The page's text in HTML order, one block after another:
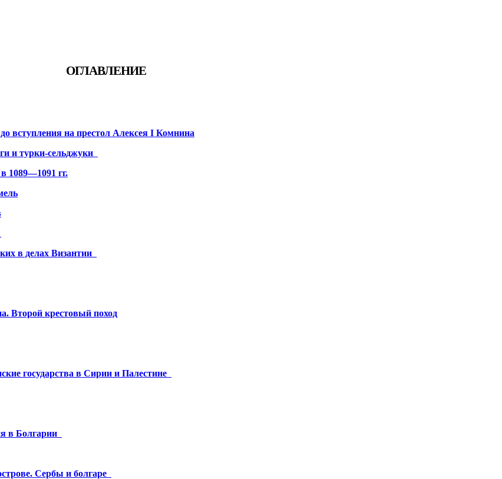
ОГЛАВЛЕНИЕ
вступления на престол Алексея I Комнина
и турки-сельджуки
1089—1091 гг.
в делах Византии
Второй крестовый поход
государства в Сирии и Палестине
в Болгарии
Сербы и болгаре